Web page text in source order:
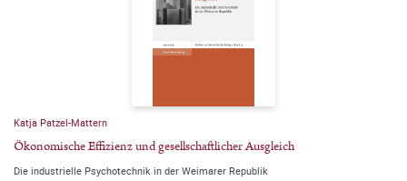
Katja Patzel-Mattern
Ökonomische Effizienz und gesellschaftlicher Ausgleich
Die industrielle Psychotechnik in der Weimarer Republik